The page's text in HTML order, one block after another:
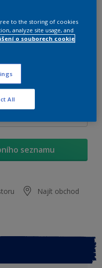
Změnit odstín
výpočet barvy
seznamu
Najít obchod
to the storing of cookies
analyze site usage, and
o souborech cookie
All